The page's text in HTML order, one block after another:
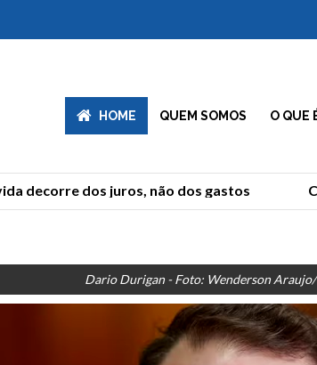
HOME QUEM SOMOS O QUE
decorre dos juros, não dos gastos
Dario Durigan - Foto: Wenderson